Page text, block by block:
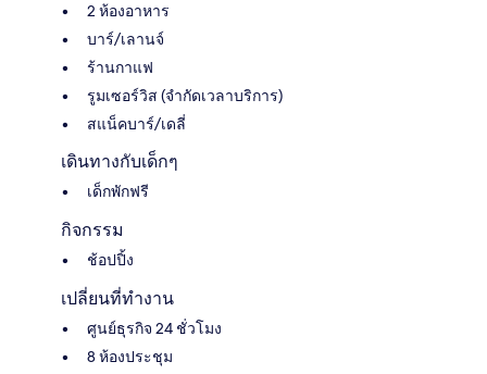
2 ห้องอาหาร
บาร์/เลานจ์
ร้านกาแฟ
รูมเซอร์วิส (จำกัดเวลาบริการ)
สแน็คบาร์/เดลี่
เดินทางกับเด็กๆ
เด็กพักฟรี
กิจกรรม
ช้อปปิ้ง
เปลี่ยนที่ทำงาน
ศูนย์ธุรกิจ 24 ชั่วโมง
8 ห้องประชุม